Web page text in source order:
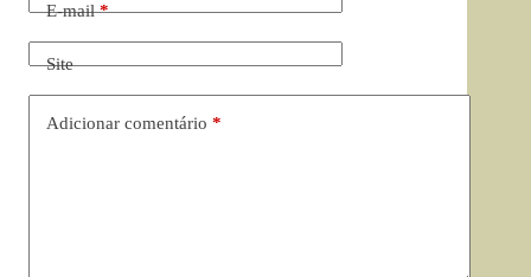
E-mail*
Site
Adicionar comentário *